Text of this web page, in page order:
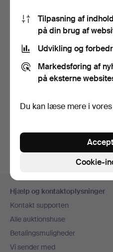
Art Deco konsolmøbler
designet i rodtræ.
mar 2025
Sidefodsnavigation
Hjælp og kontaktoplysninger
Kontakt supporten
Alle auktionshuse
Betalingsmuligheder
Vi sender med
Tilpasning af
på din brug af
Udvikling og
Markedsføring af
på eksterne
Du kan læse mere i vores
Cookie-